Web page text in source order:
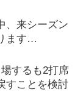
、来シーズン
ます…
するも2打席
すことを検討